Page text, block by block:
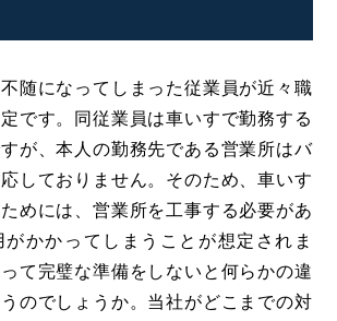
随になってしまった従業員が近々職
です。同従業員は車いすで勤務する
が、本人の勤務先である営業所はバ
しておりません。そのため、車いす
めには、営業所を工事する必要があ
がかかってしまうことが想定されま
て完璧な準備をしないと何らかの違
のでしょうか。当社がどこまでの対